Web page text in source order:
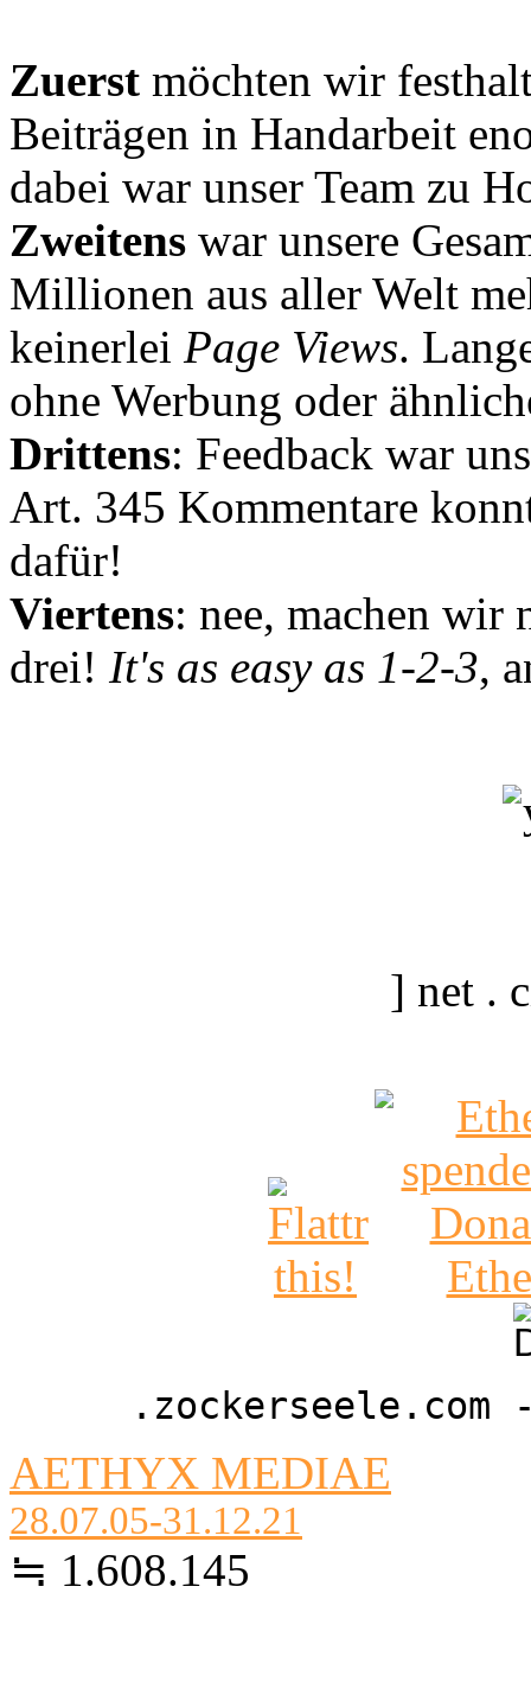
Zuerst möchten wir
Beiträgen in Handarbeit
dabei war unser Team zu
Zweitens war unsere
Millionen aus aller Welt
keinerlei Page Views.
ohne Werbung oder
Drittens: Feedback war
Art. 345 Kommentare
dafür!
Viertens: nee, machen wir
drei! It's as easy as 1-2-3,
] net .
AETHYX MEDIAE
28.07.05-31.12.21
≒ 1.608.145